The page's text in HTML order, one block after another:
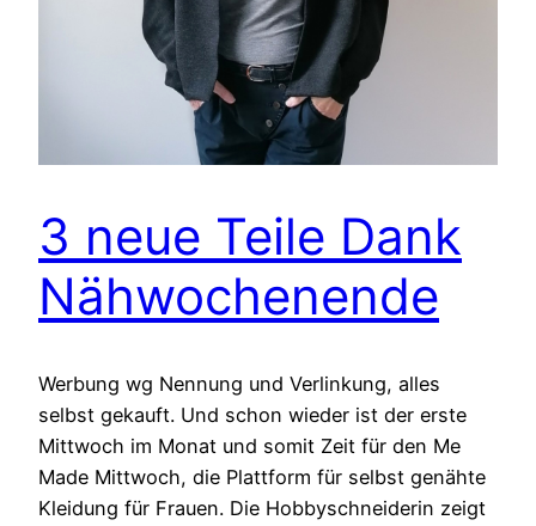
3 neue Teile Dank
Nähwochenende
Werbung wg Nennung und Verlinkung, alles
selbst gekauft. Und schon wieder ist der erste
Mittwoch im Monat und somit Zeit für den Me
Made Mittwoch, die Plattform für selbst genähte
Kleidung für Frauen. Die Hobbyschneiderin zeigt